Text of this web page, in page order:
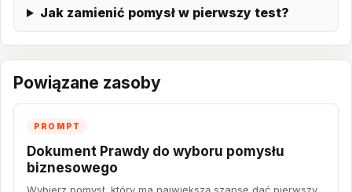
Jak zamienić pomysł w pierwszy test?
Powiązane zasoby
PROMPT
Dokument Prawdy do wyboru pomysłu
biznesowego